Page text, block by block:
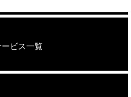
ビス一覧